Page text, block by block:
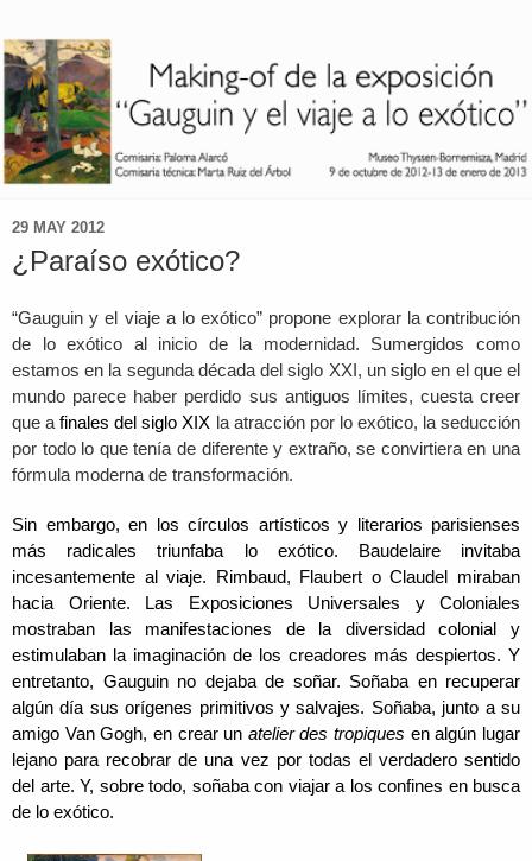
29 MAY 2012
¿Paraíso exótico?
“Gauguin y el viaje a lo exótico” propone explorar la contribución
de lo exótico al inicio de la modernidad. Sumergidos como
estamos en la segunda década del siglo XXI, un siglo en el que el
mundo parece haber perdido sus antiguos límites, cuesta creer
que afinales del siglo XIX laatracción por lo exótico, la seducción
por todo lo que tenía de diferente y extraño, se convirtiera en una
fórmula moderna de transformación.
Sin embargo, en los círculos artísticos y literarios parisienses
más radicales triunfaba lo exótico. Baudelaire invitaba
incesantemente al viaje. Rimbaud, Flaubert o Claudel miraban
hacia Oriente. Las Exposiciones Universales y Coloniales
mostraban las manifestaciones de la diversidad colonial y
estimulaban la imaginación de los creadores más despiertos. Y
entretanto, Gauguin no dejaba de soñar. Soñaba en recuperar
algún día sus orígenes primitivos y salvajes. Soñaba, junto a su
amigo Van Gogh, en crear un atelier des tropiques en algún lugar
lejano para recobrarde una vez por todas el verdadero sentido
del arte. Y, sobre todo, soñaba con viajar a los confines en busca
de lo exótico.